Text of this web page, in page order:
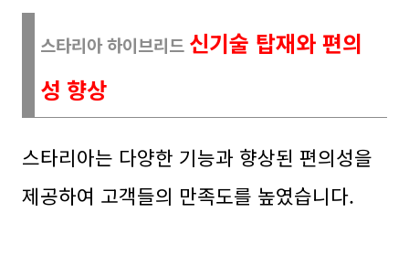
스타리아 하이브리드 신기술 탑재와 편의
성 향상
스타리아는 다양한 기능과 향상된 편의성을
제공하여 고객들의 만족도를 높였습니다.